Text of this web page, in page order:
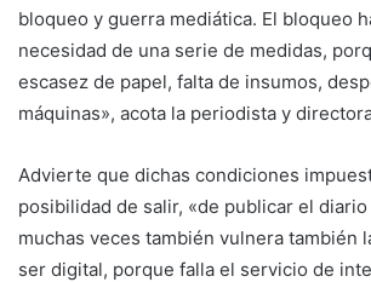
bloqueo y guerra mediática. El bloqueo
necesidad de una serie de medidas,
escasez de papel, falta de insumos,
máquinas», acota la periodista y
Advierte que dichas condiciones
posibilidad de salir, «de publicar el
muchas veces también vulnera también
ser digital, porque falla el servicio de